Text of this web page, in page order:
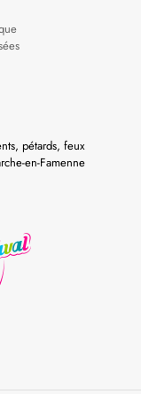
pétards, feux
en-Famenne